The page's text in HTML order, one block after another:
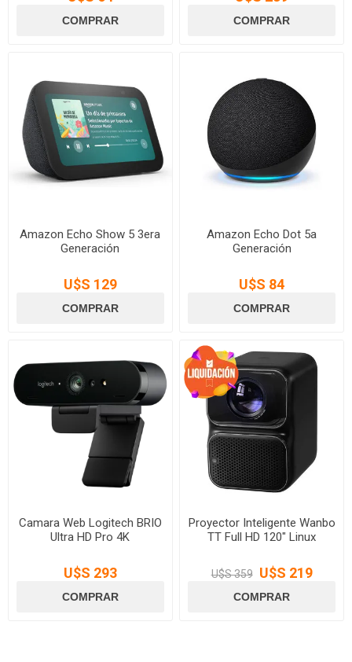
Amazon Echo Show 5 3era
Generación
U$S 129
Amazon Echo Dot 5a
Generación
U$S 84
Camara Web Logitech BRIO
Ultra HD Pro 4K
U$S 293
Proyector Inteligente Wanbo
TT Full HD 120" Linux
U$S 359 U$S 219